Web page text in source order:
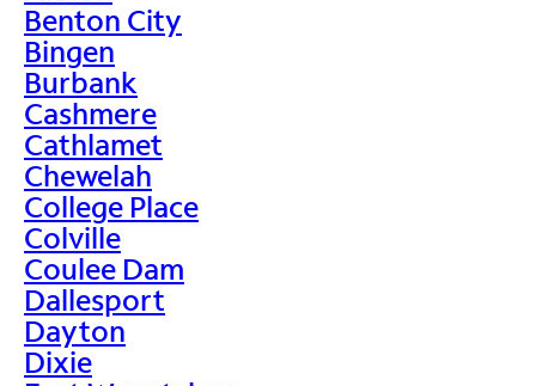
Benton City
Bingen
Burbank
Cashmere
Cathlamet
Chewelah
College Place
Colville
Coulee Dam
Dallesport
Dayton
Dixie